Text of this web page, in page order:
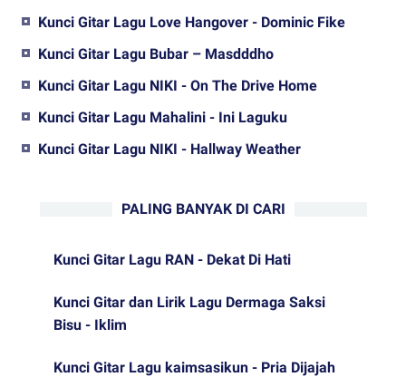
Kunci Gitar Lagu Love Hangover - Dominic Fike
Kunci Gitar Lagu Bubar – Masdddho
Kunci Gitar Lagu NIKI - On The Drive Home
Kunci Gitar Lagu Mahalini - Ini Laguku
Kunci Gitar Lagu NIKI - Hallway Weather
PALING BANYAK DI CARI
Kunci Gitar Lagu RAN - Dekat Di Hati
Kunci Gitar dan Lirik Lagu Dermaga Saksi
Bisu - Iklim
Kunci Gitar Lagu kaimsasikun - Pria Dijajah